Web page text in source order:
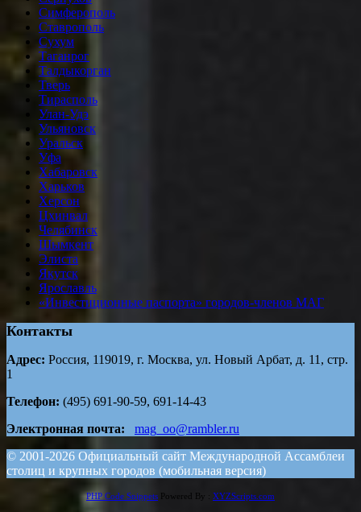
Симферополь
Ставрополь
Сухум
Таганрог
Tалдыкорган
Тверь
Тирасполь
Улан-Удэ
Ульяновск
Уральск
Уфа
Хабаровск
Харьков
Херсон
Цхинвал
Челябинск
Шымкент
Элиста
Якутск
Ярославль
«Инвестиционные паспорта» городов-членов МАГ
Контакты
Адрес: Россия, 119019, г. Москва, ул. Новый Арбат, д. 11, стр.
1
Телефон: (495) 691-90-59, 691-14-43
Электронная почта:
mag_oo@rambler.ru
© 2001-2026 Официальный сайт Международной Ассамблеи
столиц и крупных городов (мобильная версия)
PHP Code Snippets Powered By : XYZScripts.com